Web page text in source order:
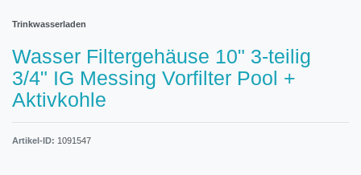
Trinkwasserladen
Wasser Filtergehäuse 10" 3-teilig
3/4" IG Messing Vorfilter Pool +
Aktivkohle
Artikel-ID: 1091547